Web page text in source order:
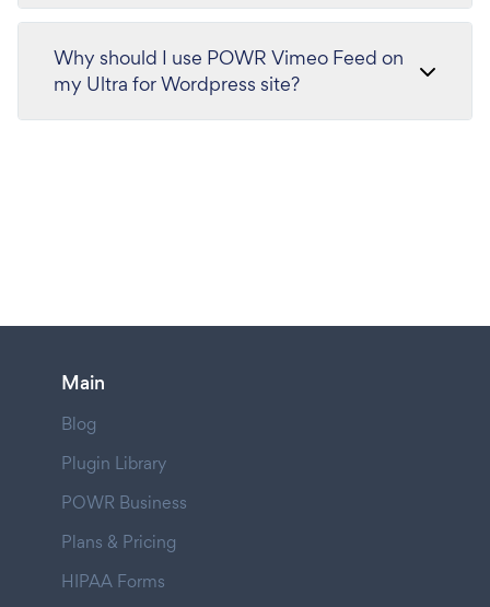
Why should I use POWR Vimeo Feed on
my Ultra for Wordpress site?
Main
Blog
Plugin Library
POWR Business
Plans & Pricing
HIPAA Forms